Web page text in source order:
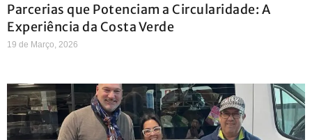
Parcerias que Potenciam a Circularidade: A
Experiência da Costa Verde
19 de Março, 2026